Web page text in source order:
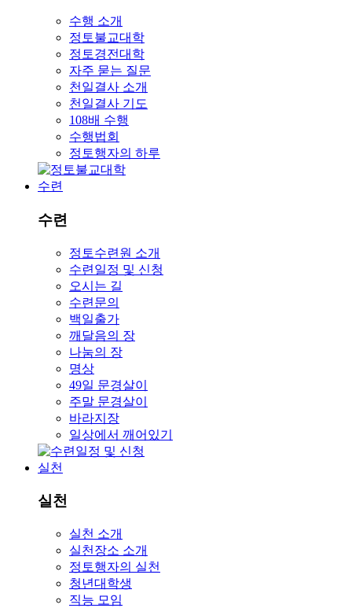
수행 소개
정토불교대학
정토경전대학
자주 묻는 질문
천일결사 소개
천일결사 기도
108배 수행
수행법회
정토행자의 하루
수련
수련
정토수련원 소개
수련일정 및 신청
오시는 길
수련문의
백일출가
깨달음의 장
나눔의 장
명상
49일 문경살이
주말 문경살이
바라지장
일상에서 깨어있기
실천
실천
실천 소개
실천장소 소개
정토행자의 실천
청년대학생
직능 모임